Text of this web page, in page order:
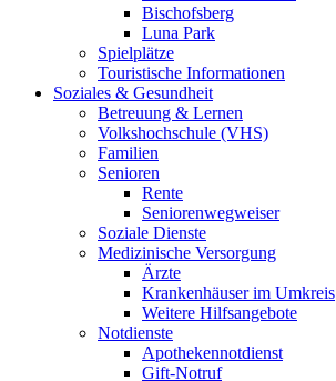
Bischofsberg
Luna Park
Spielplätze
Touristische Informationen
Soziales & Gesundheit
Betreuung & Lernen
Volkshochschule (VHS)
Familien
Senioren
Rente
Seniorenwegweiser
Soziale Dienste
Medizinische Versorgung
Ärzte
Krankenhäuser im Umkreis
Weitere Hilfsangebote
Notdienste
Apothekennotdienst
Gift-Notruf